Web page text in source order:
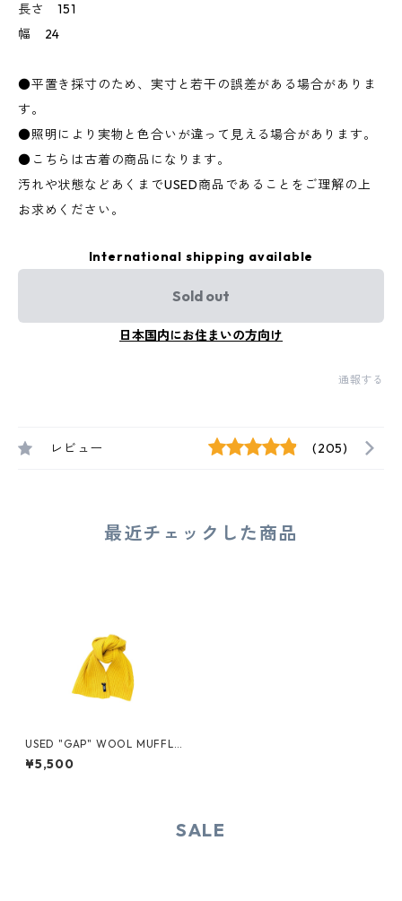
長さ 151
幅 24
●平置き採寸のため、実寸と若干の誤差がある場合がありま
す。
●照明により実物と色合いが違って見える場合があります。
●こちらは古着の商品になります。
汚れや状態などあくまでUSED商品であることをご理解の上
お求めください。
International shipping available
Sold out
日本国内にお住まいの方向け
通報する
レビュー (205)
最近チェックした商品
USED "GAP" WOOL MUFFLE
R
¥5,500
SALE